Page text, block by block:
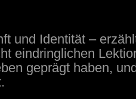
und Identität –
eindringlichen
geprägt haben,